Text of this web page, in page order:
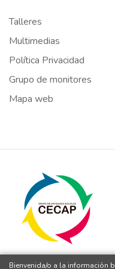
Talleres
Multimedias
Política Privacidad
Grupo de monitores
Mapa web
Bienvenida/o a la información